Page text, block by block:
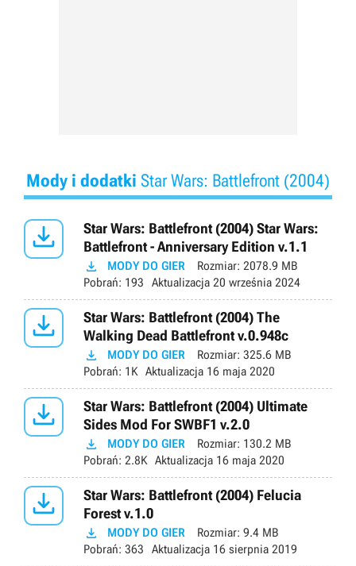
Mody i dodatki Star Wars: Battlefront (2004)

Star Wars: Battlefront (2004) Star Wars:
Battlefront - Anniversary Edition v.1.1
 MODY DO GIER Rozmiar: 2078.9 MB
Pobrań: 193 Aktualizacja 20 września 2024

Star Wars: Battlefront (2004) The
Walking Dead Battlefront v.0.948c
 MODY DO GIER Rozmiar: 325.6 MB
Pobrań: 1K Aktualizacja 16 maja 2020

Star Wars: Battlefront (2004) Ultimate
Sides Mod For SWBF1 v.2.0
 MODY DO GIER Rozmiar: 130.2 MB
Pobrań: 2.8K Aktualizacja 16 maja 2020

Star Wars: Battlefront (2004) Felucia
Forest v.1.0
 MODY DO GIER Rozmiar: 9.4 MB
Pobrań: 363 Aktualizacja 16 sierpnia 2019